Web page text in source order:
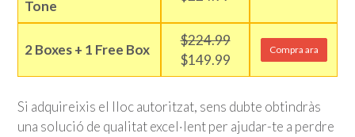
Tone
2 Boxes + 1 Free Box
$224.99
$149.99
Compra ara
Si adquireixis el lloc autoritzat, sens dubte obtindràs
una solució de qualitat excel·lent per ajudar-te a perdre